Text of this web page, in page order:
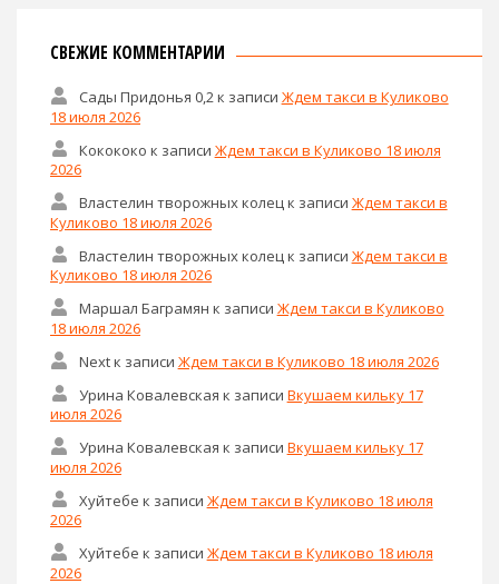
СВЕЖИЕ КОММЕНТАРИИ
Сады Придонья 0,2к записи Ждем такси в Куликово
18 июля 2026
Кокококо к записи Ждем такси в Куликово 18 июля
2026
Властелин творожных колецк записи Ждем такси в
Куликово 18 июля 2026
Властелин творожных колец к записи Ждем такси в
Куликово 18 июля 2026
Маршал Баграмян к записи Ждем такси в Куликово
18 июля 2026
Nextк записи Ждем такси в Куликово 18 июля 2026
Урина Ковалевская к записи Вкушаем кильку 17
июля 2026
Урина Ковалевская к записи Вкушаем кильку 17
июля 2026
Хуйтебе к записи Ждем такси в Куликово 18 июля
2026
Хуйтебе к записи Ждем такси в Куликово 18 июля
2026